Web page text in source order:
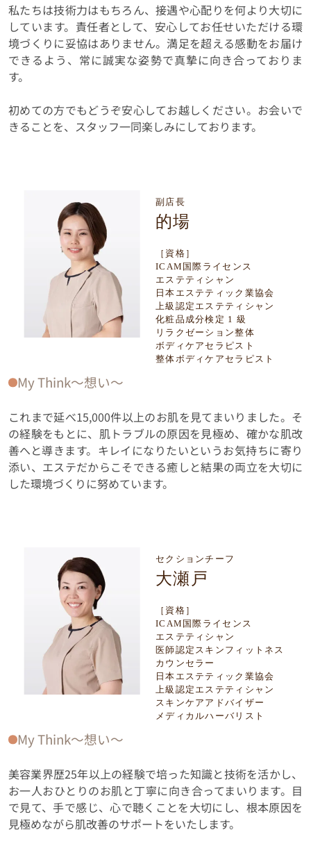
私たちは技術力はもちろん、接遇や心配りを何より大切に
しています。責任者として、安心してお任せいただける環
境づくりに妥協はありません。満足を超える感動をお届け
できるよう、常に誠実な姿勢で真摯に向き合っておりま
す。
初めての方でもどうぞ安心してお越しください。お会いで
きることを、スタッフ一同楽しみにしております。
副店長
的場
［資格］
ICAM国際ライセンス
エステティシャン
日本エステティック業協会
上級認定エステティシャン
化粧品成分検定 1 級
リラクゼーション整体
ボディケアセラピスト
整体ボディケアセラピスト
My Think〜想い〜
これまで延べ15,000件以上のお肌を見てまいりました。そ
の経験をもとに、肌トラブルの原因を見極め、確かな肌改
善へと導きます。キレイになりたいというお気持ちに寄り
添い、エステだからこそできる癒しと結果の両立を大切に
した環境づくりに努めています。
セクションチーフ
大瀬戸
［資格］
ICAM国際ライセンス
エステティシャン
医師認定スキンフィットネス
カウンセラー
日本エステティック業協会
上級認定エステティシャン
スキンケアアドバイザー
メディカルハーバリスト
My Think〜想い〜
美容業界歴25年以上の経験で培った知識と技術を活かし、
お一人おひとりのお肌と丁寧に向き合ってまいります。目
で見て、手で感じ、心で聴くことを大切にし、根本原因を
見極めながら肌改善のサポートをいたします。